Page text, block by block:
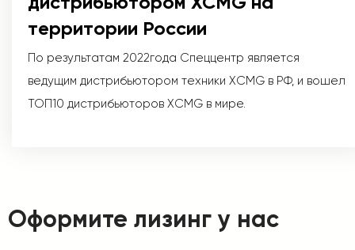
территории России
По результатам 2022года Спеццентр является
ведущим дистрибьютором техники XCMG в РФ, и вошел
ТОП10 дистрибьюторов XCMG в мире.
Оформите лизинг у нас